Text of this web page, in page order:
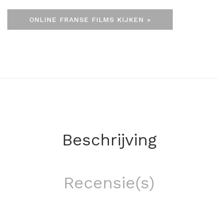
ONLINE FRANSE FILMS KIJKEN »
Beschrijving
Recensie(s)